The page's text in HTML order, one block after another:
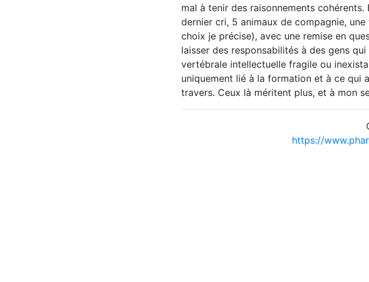
mal à tenir des raisonnements
dernier cri, 5 animaux de compagnie,
choix je précise), avec une remise en
laisser des responsabilités à des gens
vertébrale intellectuelle fragile ou
uniquement lié à la formation et à ce qui
travers. Ceux là méritent plus, et à mon
https://